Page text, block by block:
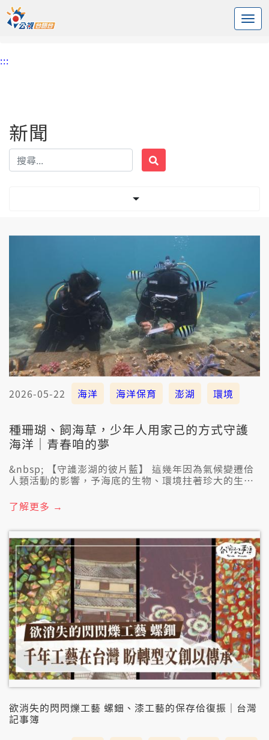
中央內容區塊
頭頁
:::
新聞
2026-05-22 海洋 海洋保育 澎湖 環境
種珊瑚、飼海草，少年人用家己的方式守護
海洋｜青春咱的夢
&nbsp; 【守護澎湖的彼片藍】 這幾年因為氣候變遷佮
人類活動的影響，予海底的生物、環境拄著珍大的生存
落來守護的日常。𪜶尊重土地佮海洋，嘛希望予閣較濟
人看著海洋的媠和傷跡，進一步去理解這片海洋佮咱人
時7點半，帶大家來去澎湖，作伙守護那片藍色海洋。
了解更多 →
欲消失的閃閃爍工藝 螺鈿、漆工藝的保存佮復振｜台灣
記事簿